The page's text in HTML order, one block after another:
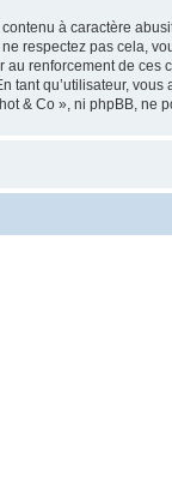
à caractère
respectez pas cela,
au renforcement de
tant qu’utilisateur,
& Co », ni phpBB, ne